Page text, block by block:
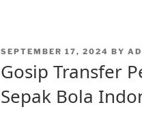
POSTED
SEPTEMBER 17, 2024 BY
Gosip Transfer
Sepak Bola